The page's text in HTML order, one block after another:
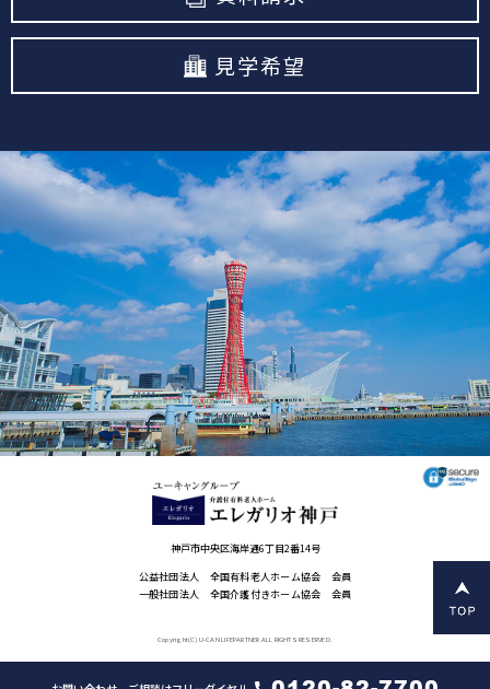
見学希望
神戸市中央区海岸通6丁目2番14号
公益社団法人 全国有料老人ホーム協会 会員
一般社団法人 全国介護付きホーム協会 会員
Copyright(C) U-CAN LIFEPARTNER ALL RIGHTS RESERVED.